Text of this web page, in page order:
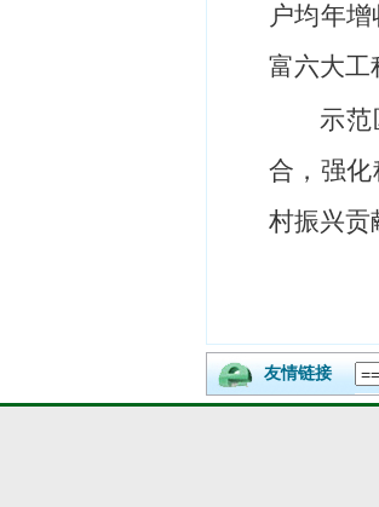
户均年
富六大工
示范
合，强
村振兴贡
友情链接